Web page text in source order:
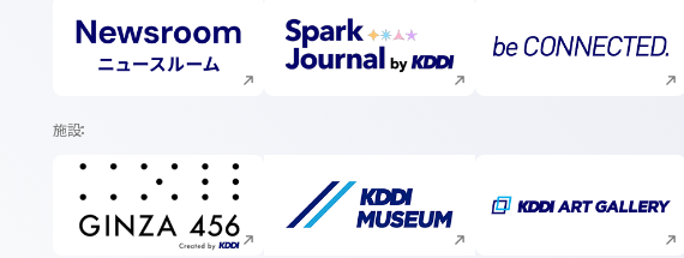
新規ウィンドウで開く 新規ウィンドウで開く 新規ウィン
施設
新規ウィンドウで開く 新規ウィンドウで開く 新規ウィン